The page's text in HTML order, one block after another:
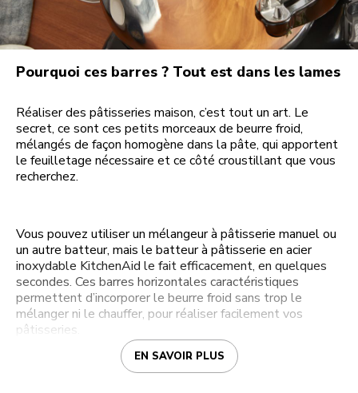
Pourquoi ces barres ? Tout est dans les lames
Réaliser des pâtisseries maison, c’est tout un art. Le
secret, ce sont ces petits morceaux de beurre froid,
mélangés de façon homogène dans la pâte, qui apportent
le feuilletage nécessaire et ce côté croustillant que vous
recherchez.
Vous pouvez utiliser un mélangeur à pâtisserie manuel ou
un autre batteur, mais le batteur à pâtisserie en acier
inoxydable KitchenAid le fait efficacement, en quelques
secondes. Ces barres horizontales caractéristiques
permettent d’incorporer le beurre froid sans trop le
mélanger ni le chauffer, pour réaliser facilement vos
pâtisseries.
EN SAVOIR PLUS